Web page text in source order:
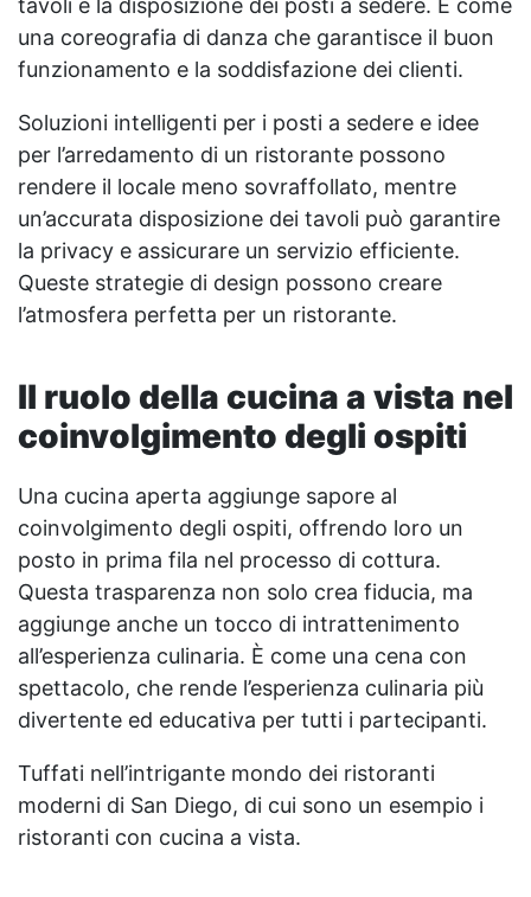
una coreografia di danza che garantisce il buon
funzionamento e la soddisfazione dei clienti.
Soluzioni intelligenti per i posti a sedere e idee
per l’arredamento di un ristorante possono
rendere il locale meno sovraffollato, mentre
un’accurata disposizione dei tavoli può garantire
la privacy e assicurare un servizio efficiente.
Queste strategie di design possono creare
l’atmosfera perfetta per un ristorante.
Il ruolo della cucina a vista nel
coinvolgimento degli ospiti
Una cucina aperta aggiunge sapore al
coinvolgimento degli ospiti, offrendo loro un
posto in prima fila nel processo di cottura.
Questa trasparenza non solo crea fiducia, ma
aggiunge anche un tocco di intrattenimento
all’esperienza culinaria. È come una cena con
spettacolo, che rende l’esperienza culinaria più
divertente ed educativa per tutti i partecipanti.
Tuffati nell’intrigante mondo dei ristoranti
moderni di San Diego, di cui sono un esempio i
ristoranti con cucina a vista.